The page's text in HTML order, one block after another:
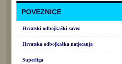
POVEZNICE
Hrvatski odbojkaški savez
Hrvatska odbojkaška natjecanja
Superliga